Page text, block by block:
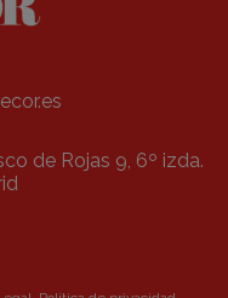
de Rojas 9, 6º izda.